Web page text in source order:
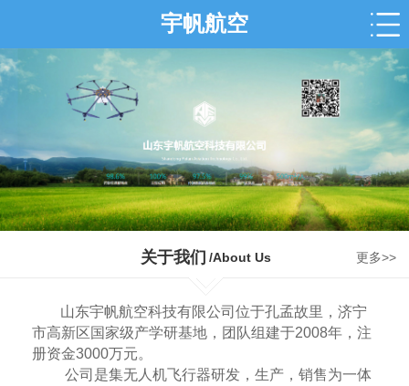
宇帆航空
关于我们 /About Us 更多>>
山东宇帆航空科技有限公司位于孔孟故里，济宁
市高新区国家级产学研基地，团队组建于2008年，注
册资金3000万元。
公司是集无人机飞行器研发，生产，销售为一体